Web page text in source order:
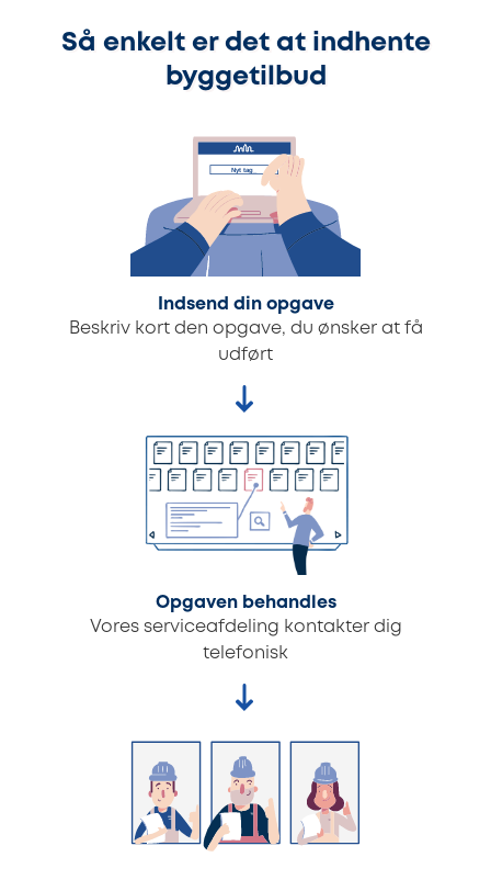
Så enkelt er det at indhente
byggetilbud
Indsend din opgave
Beskriv kort den opgave, du ønsker at få
udført
Opgaven behandles
Vores serviceafdeling kontakter dig
telefonisk